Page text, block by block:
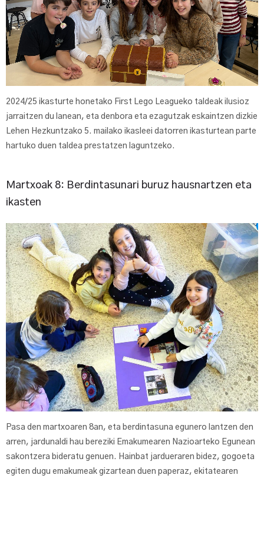
2024/25 ikasturte honetako First Lego Leagueko taldeak ilusioz
jarraitzen du lanean, eta denbora eta ezagutzak eskaintzen dizkie
Lehen Hezkuntzako 5. mailako ikasleei datorren ikasturtean parte
hartuko duen taldea prestatzen laguntzeko.
Martxoak 8: Berdintasunari buruz hausnartzen eta
ikasten
Pasa den martxoaren 8an, eta berdintasuna egunero lantzen den
arren, jardunaldi hau bereziki Emakumearen Nazioarteko Egunean
sakontzera bideratu genuen. Hainbat jardueraren bidez, gogoeta
egiten dugu emakumeak gizartean duen paperaz, ekitatearen